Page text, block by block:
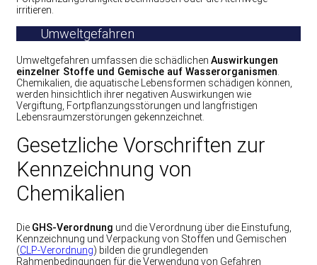
irritieren.
Umweltgefahren
Umweltgefahren umfassen die schädlichen Auswirkungen
einzelner Stoffe und Gemische auf Wasserorganismen
Chemikalien, die aquatische Lebensformen schädigen können,
werden hinsichtlich ihrer negativen Auswirkungen wie
Vergiftung, Fortpflanzungsstörungen und langfristigen
Lebensraumzerstörungen gekennzeichnet.
Gesetzliche Vorschriften zur
Kennzeichnung von
Chemikalien
Die GHS-Verordnung und die Verordnung über die Einstufung,
Kennzeichnung und Verpackung von Stoffen und Gemischen
(CLP-Verordnung) bilden die grundlegenden
Rahmenbedingungen für die Verwendung von Gefahren